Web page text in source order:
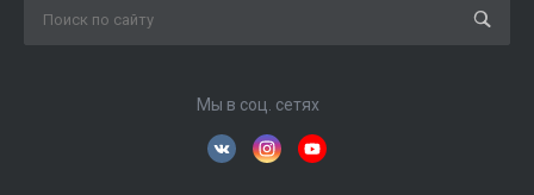
Мы в соц. сетях